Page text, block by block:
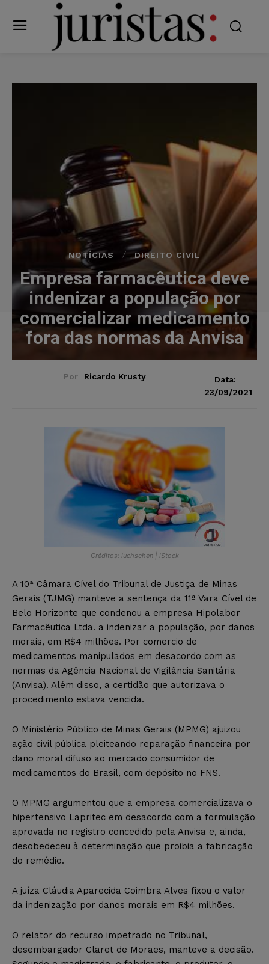
NOTÍCIAS DIREITO CIVIL
Empresa farmacêutica deve
indenizar a população por
comercializar medicamento
fora das normas da Anvisa
Por Ricardo Krusty
Data:
23/09/2021
Créditos: luchschen | iStock
A 10ª Câmara Cível do Tribunal de Justiça de Minas
Gerais (TJMG) manteve a sentença da 11ª Vara Cível de
Belo Horizonte que condenou a empresa Hipolabor
Farmacêutica Ltda. a indenizar a população, por danos
morais, em R$4 milhões. Por comercio de
medicamentos manipulados em desacordo com as
normas da Agência Nacional de Vigilância Sanitária
(Anvisa). Além disso, a certidão que autorizava o
procedimento estava vencida.
O Ministério Público de Minas Gerais (MPMG) ajuizou
ação civil pública pleiteando reparação financeira por
dano moral difuso ao mercado consumidor de
medicamentos do Brasil, com depósito no FNS.
O MPMG argumentou que a empresa comercializava o
hipertensivo Lapritec em desacordo com a formulação
aprovada no registro concedido pela Anvisa e, ainda,
desobedeceu à determinação que proibia a fabricação
do remédio.
A juíza Cláudia Aparecida Coimbra Alves fixou o valor
da indenização por danos morais em R$4 milhões.
O relator do recurso impetrado no Tribunal,
desembargador Claret de Moraes, manteve a decisão.